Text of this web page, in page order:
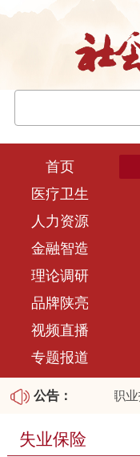
首页
医疗卫生
人力资源
金融智造
理论调研
品牌陕亮
视频直播
专题报道
公告：
于公布陕西省2026职
2025年第四批拖欠农
失业保险